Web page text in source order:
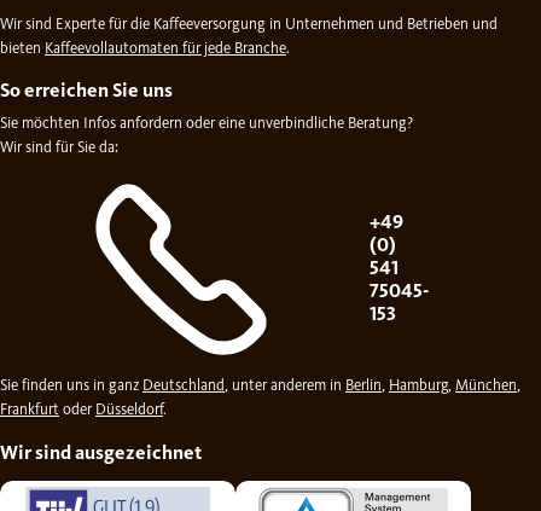
Wir sind Experte für die Kaffeeversorgung in Unternehmen und Betrieben und
bieten Kaffeevollautomaten für jede Branche.
So erreichen Sie uns
Sie möchten Infos anfordern oder eine unverbindliche Beratung?
Wir sind für Sie da:
+49
(0)
541
75045-
153
Sie finden uns in ganz Deutschland, unter anderem in Berlin, Hamburg,München,
Frankfurt oderDüsseldorf.
Wir sind ausgezeichnet